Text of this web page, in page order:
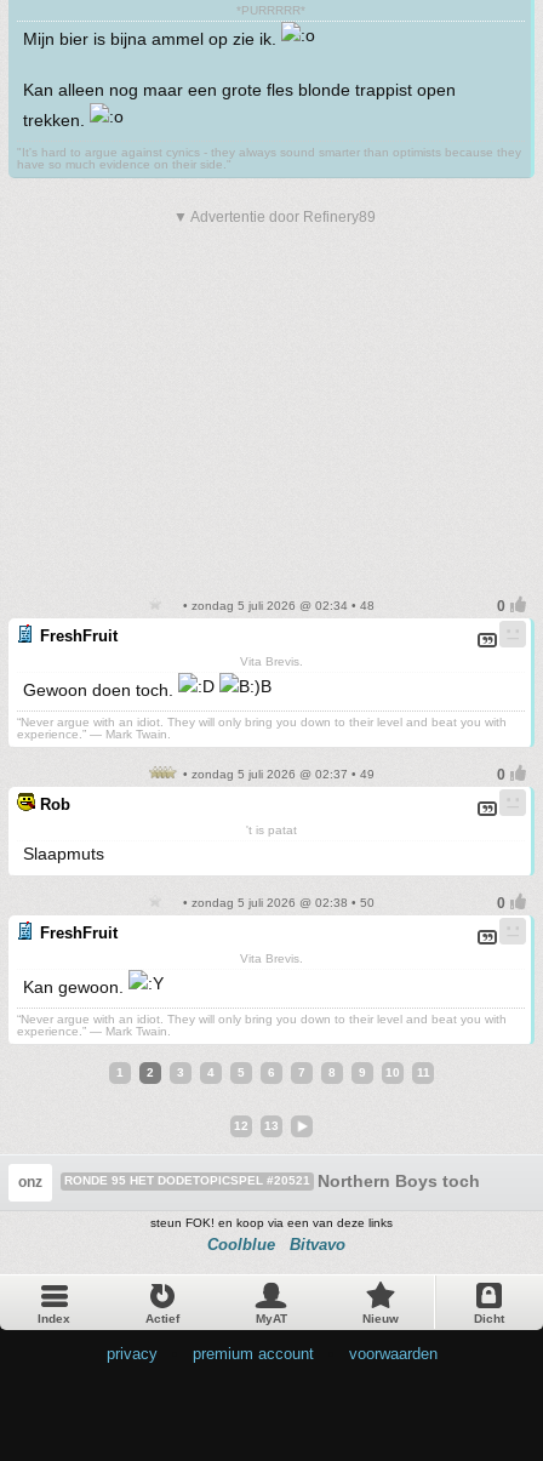
*PURRRRR*
Mijn bier is bijna ammel op zie ik.
Kan alleen nog maar een grote fles blonde trappist open
trekken.
"It's hard to argue against cynics - they always sound smarter than optimists because they
have so much evidence on their side."
▼ Advertentie door Refinery89
• zondag 5 juli 2026 @ 02:34 • 48
FreshFruit
Vita Brevis.
Gewoon doen toch.
“Never argue with an idiot. They will only bring you down to their level and beat you with
experience.” ― Mark Twain.
• zondag 5 juli 2026 @ 02:37 • 49
Rob
't is patat
Slaapmuts
• zondag 5 juli 2026 @ 02:38 • 50
FreshFruit
Vita Brevis.
Kan gewoon.
“Never argue with an idiot. They will only bring you down to their level and beat you with
experience.” ― Mark Twain.
1 2 3 4 5 6 7 8 9 10 11
12 13
onz RONDE 95 HET DODETOPICSPEL #20521 Northern Boys toch
steun FOK! en koop via een van deze links
Coolblue Bitvavo
Index Actief MyAT Nieuw Dicht
privacy premium account voorwaarden